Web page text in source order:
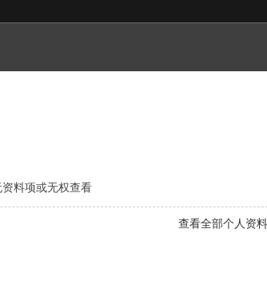
资料项或无权查看
查看全部个人资料